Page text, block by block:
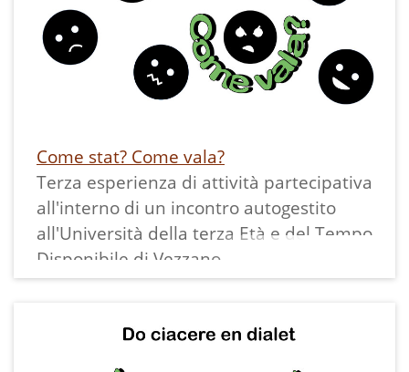
Come stat? Come vala?
Terza esperienza di attività partecipativa
all'interno di un incontro autogestito
all'Università della terza Età e del Tempo
Disponibile di Vezzano.
Seduti in cerchio chiunque poteva
possibile risposta alla domanda "Come